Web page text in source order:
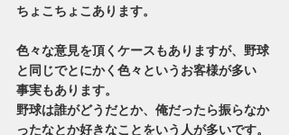
ちょこちょこあります。
色々な意見を頂くケースもありますが、野球
と同じでとにかく色々というお客様が多い
事実もあります。
野球は誰がどうだとか、俺だったら振らなか
ったなとか好きなことをいう人が多いです。